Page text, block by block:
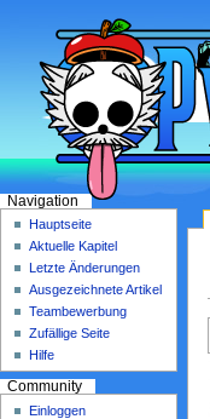
Navigation
Hauptseite
Aktuelle Kapitel
Letzte Änderungen
Ausgezeichnete Artikel
Teambewerbung
Zufällige Seite
Hilfe
Community
Einloggen